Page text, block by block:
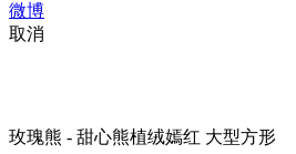
微博
取消
玫瑰熊 - 甜心熊植绒嫣红 大型方形